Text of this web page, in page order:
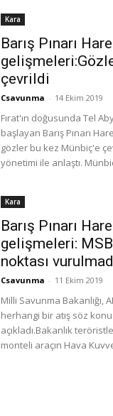
Kara
Barış Pınarı
çevrildi
Csavunma - 14 Ekim 2019
Fırat'ın doğusunda Tel
başlayan Barış Pınarı
gözler bu kez Münbiç'e
yönetimi ile anlaştı.
Kara
Barış Pınarı
gelişmeleri:
noktası
Csavunma - 11 Ekim 2019
Milli Savunma Bakanlığı,
herhangi bir atış söz
açıkladı.Bakanlık
monteli araçın Hava